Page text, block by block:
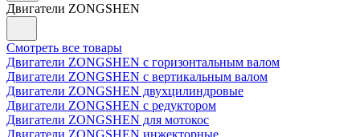
Двигатели ZONGSHEN
Смотреть все товары
Двигатели ZONGSHEN с горизонтальным валом
Двигатели ZONGSHEN с вертикальным валом
Двигатели ZONGSHEN двухцилиндровые
Двигатели ZONGSHEN с редуктором
Двигатели ZONGSHEN для мотокос
Двигатели ZONGSHEN инжекторные